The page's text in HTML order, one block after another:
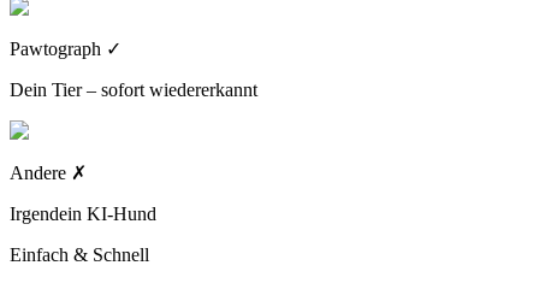
Pawtograph ✓
Dein Tier – sofort wiedererkannt
Andere ✗
Irgendein KI-Hund
Einfach & Schnell